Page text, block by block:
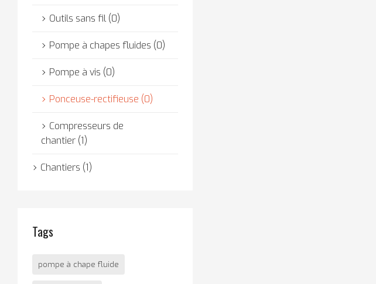
Outils sans fil (0)
Pompe à chapes fluides (0)
Pompe à vis (0)
Ponceuse-rectifieuse (0)
Compresseurs de
chantier (1)
Chantiers (1)
Tags
pompe à chape fluide